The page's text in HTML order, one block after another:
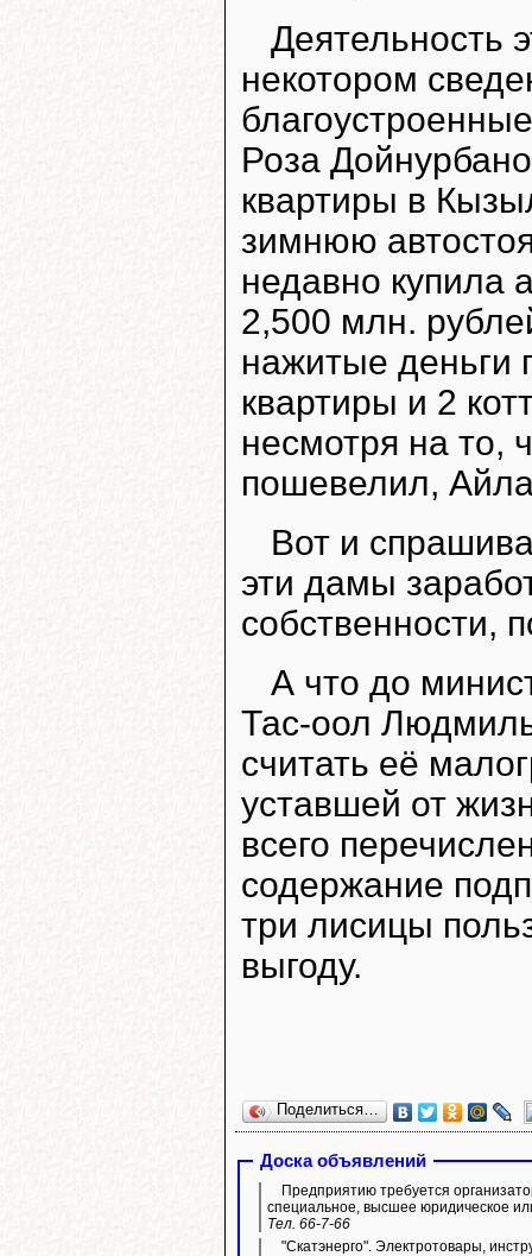
Деятельность
некотором
Роза
квартиры в
зимнюю
недавно купила
2,500 млн.
нажитые деньги
квартиры и 2
несмотря на то,
пошевелил,
Вот и
эти дамы
собственности,
А что до
Тас-оол
считать её
уставшей от
всего
содержание
три лисицы
выгоду.
Поделиться…
Доска объявлений
Предприятию требуется
специальное, высшее юридическое
Тел. 66-7-66
"Скатэнерго". Электротовары,